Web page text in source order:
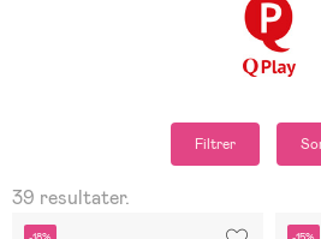
Filtrer
39 resultater.